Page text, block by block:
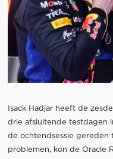
Isack Hadjar heeft de
drie afsluitende testdagen
de ochtendsessie gereden
problemen, kon de Oracle